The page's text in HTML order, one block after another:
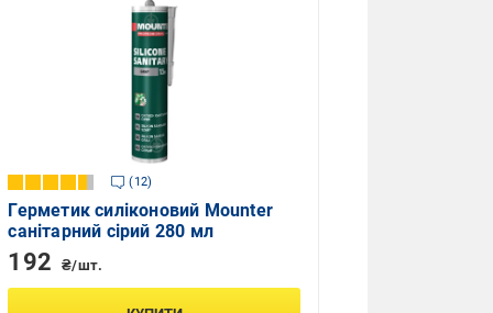
12
Герметик силіконовий Mounter
санітарний сірий 280 мл
192 ₴/шт.